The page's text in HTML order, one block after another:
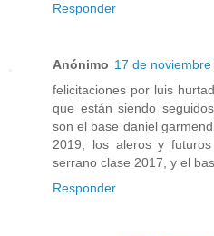
Responder
Anónimo 17 de
felicitaciones por luis
que están siendo
son el base daniel
2019, los aleros y
serrano clase 2017, y el
Responder